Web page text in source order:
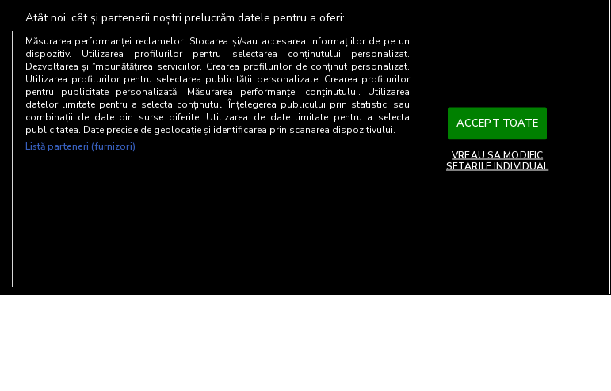
Atât noi, cât și partenerii noștri prelucrăm datele pentru a oferi:
Măsurarea performanței reclamelor. Stocarea și/sau accesarea informațiilor de pe un
dispozitiv. Utilizarea profilurilor pentru selectarea conținutului personalizat.
Dezvoltarea și îmbunătățirea serviciilor. Crearea profilurilor de conținut personalizat.
Utilizarea profilurilor pentru selectarea publicității personalizate. Crearea profilurilor
pentru publicitate personalizată. Măsurarea performanței conținutului. Utilizarea
datelor limitate pentru a selecta conținutul. Înțelegerea publicului prin statistici sau
combinații de date din surse diferite. Utilizarea de date limitate pentru a selecta
publicitatea. Date precise de geolocație și identificarea prin scanarea dispozitivului.
Listă parteneri (furnizori)
ACCEPT TOATE
VREAU SA MODIFIC
SETARILE INDIVIDUAL